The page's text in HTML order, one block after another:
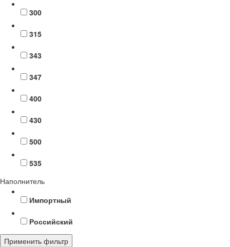
300
315
343
347
400
430
500
535
Наполнитель
Импортный
Российский
Применить фильтр